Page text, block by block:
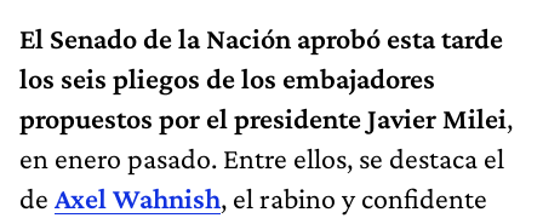
El Senado de la Nación aprobó esta tarde
los seis pliegos de los embajadores
propuestos por el presidente Javier Milei,
en enero pasado. Entre ellos, se destaca el
de Axel Wahnish, el rabino y confidente